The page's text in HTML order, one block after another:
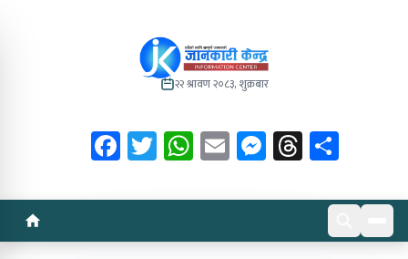
२२ श्रावण २०८३, शुक्रबार
Facebook
Twitter
WhatsApp
EmailMessenger
Threads